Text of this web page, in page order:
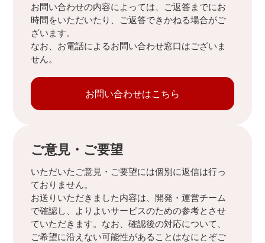
お問い合わせの内容によっては、ご返答までにお
時間をいただいたり、ご返答できかねる場合がご
ざいます。
なお、お電話によるお問い合わせ窓口はございま
せん。
お問い合わせはこちら
ご意見・ご要望
いただいたご意見・ご要望には個別に返信は行っ
ておりません。
お送りいただきました内容は、開発・運営チーム
で確認し、よりよいサービスのための参考とさせ
ていただきます。なお、確認後の対応について、
ご希望に沿えない可能性があることはなにとぞご